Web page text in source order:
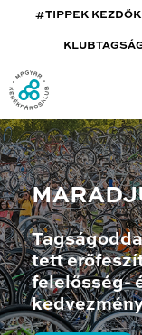
#TIPPEK
tett
felelősség-